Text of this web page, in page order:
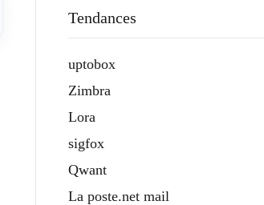
Tendances
uptobox
Zimbra
Lora
sigfox
Qwant
La poste.net mail